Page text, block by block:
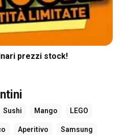
prezzi stock!
Sushi Mango LEGO
Aperitivo Samsung